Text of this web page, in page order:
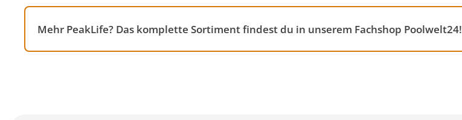
Mehr PeakLife? Das komplette Sortiment findest du in unserem Fachshop Poolwelt24!